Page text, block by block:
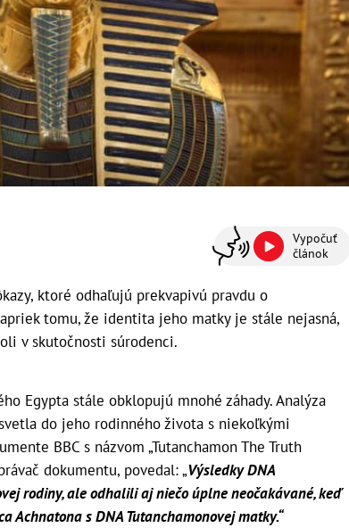
Vypočuť
článok
ktoré odhaľujú prekvapivú pravdu o
tomu, že identita jeho matky je stále nejasná,
v skutočnosti súrodenci.
Egypta stále obklopujú mnohé záhady. Analýza
do jeho rodinného života s niekoľkými
BBC s názvom „Tutanchamon The Truth
dokumentu, povedal: „Výsledky DNA
rodiny, ale odhalili aj niečo úplne neočakávané, keď
Achnatona s DNA Tutanchamonovej matky.“